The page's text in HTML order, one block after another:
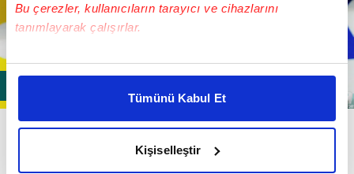
Bu çerezler, kullanıcıların tarayıcı ve cihazlarını
tanımlayarak çalışırlar.
Bu çerezlere izin vermeniz halinde sizlere özel
daha iyi reklam deneyimi yaşatabiliriz. Bunu yaparken
amacımızın size daha iyi bir reklam deneyimi sunmak
elimizden gelen çabayı gösterdiğimizi ve bu noktada,
Tümünü Kabul Et
Kişiselleştir
Fesih olur ve o sezonda Fenerbahçe şampiyon olursa
tüm bonusları alacak.